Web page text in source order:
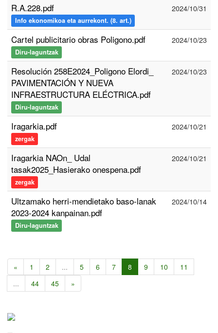
R.A.228.pdf
Info ekonomikoa eta aurrekont. (8. art.)
2024/10/31
Cartel publicitario obras Poligono.pdf
Diru-laguntzak
2024/10/23
Resolución 258E2024_Poligono Elordi_
PAVIMENTACIÓN Y NUEVA
INFRAESTRUCTURA ELÉCTRICA.pdf
Diru-laguntzak
2024/10/23
Iragarkia.pdf
zergak
2024/10/21
Iragarkia NAOn_ Udal
tasak2025_Hasierako onespena.pdf
zergak
2024/10/21
Ultzamako herri-mendietako baso-lanak
2023-2024 kanpainan.pdf
Diru-laguntzak
2024/10/14
« 1 2 ... 5 6 7 8 9 10
11
...
44 45 »